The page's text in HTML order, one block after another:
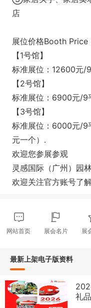
店
展位价格Booth Price
【1号馆】
标准展位：12600元/
【2号馆】
标准展位：6900元/9
【3号馆】
标准展位：6000元/9
元一个）.
欢迎您参展参观
灵感国际（广州）园
欢迎关注官方账号了
网站首页 展会名片 展
最新上架电子版资料
礼